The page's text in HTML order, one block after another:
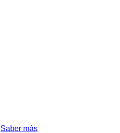
Saber más